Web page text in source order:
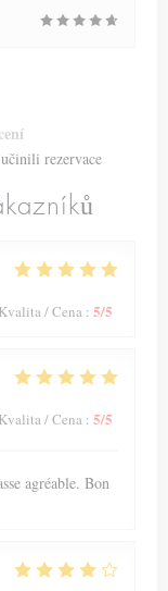
Kvalita / Cena : 5/5
Kvalita / Cena : 5/5
agréable. Bon
rezervace